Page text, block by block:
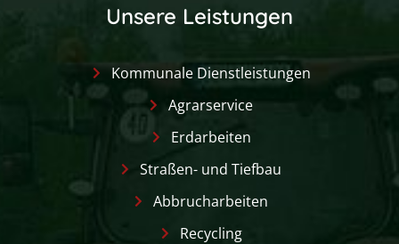
Unsere Leistungen
Kommunale Dienstleistungen
Agrarservice
Erdarbeiten
Straßen- und Tiefbau
Abbrucharbeiten
Recycling